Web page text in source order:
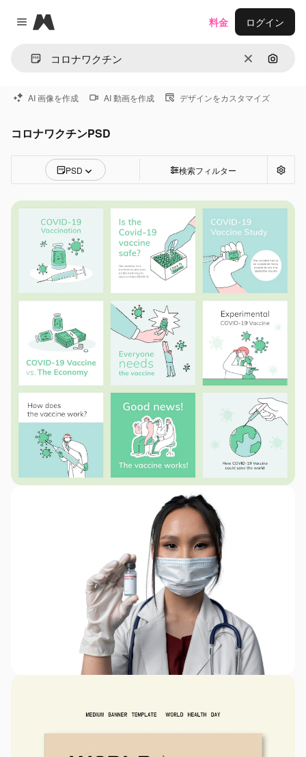
Close menu
Magnific
消去 画像で
料金 ログイン
AI 画像を作成 AI 動画を作成 デザインをカスタマイズ
コロナワクチンPSD
PSD 検索フィルター